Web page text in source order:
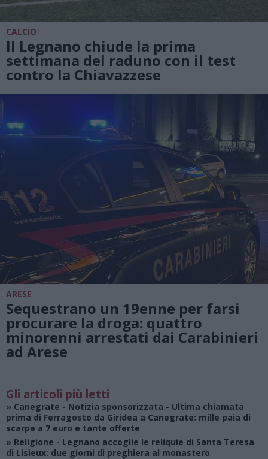
CALCIO
Il Legnano chiude la prima
settimana del raduno con il test
contro la Chiavazzese
ARESE
Sequestrano un 19enne per farsi
procurare la droga: quattro
minorenni arrestati dai Carabinieri
ad Arese
Gli articoli più letti
» Canegrate - Notizia sponsorizzata - Ultima chiamata
prima di Ferragosto da Giridea a Canegrate: mille paia di
scarpe a 7 euro e tante offerte
» Religione - Legnano accoglie le reliquie di Santa Teresa
di Lisieux: due giorni di preghiera al monastero